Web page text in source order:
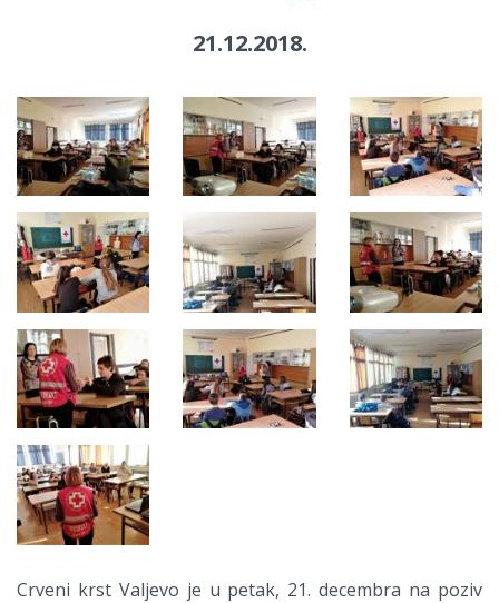
21.12.2018.
Crveni krst Valjevo je u petak, 21. decembra na poziv